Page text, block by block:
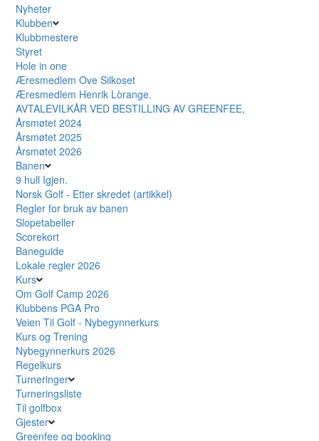
Nyheter
Klubben
Klubbmestere
Styret
Hole in one
Æresmedlem Ove Silkoset
Æresmedlem Henrik Lòrange.
AVTALEVILKÅR VED BESTILLING AV GREENFEE,
Årsmøtet 2024
Årsmøtet 2025
Årsmøtet 2026
Banen
9 hull Igjen.
Norsk Golf - Etter skredet (artikkel)
Regler for bruk av banen
Slopetabeller
Scorekort
Baneguide
Lokale regler 2026
Kurs
Om Golf Camp 2026
Klubbens PGA Pro
Veien Til Golf - Nybegynnerkurs
Kurs og Trening
Nybegynnerkurs 2026
Regelkurs
Turneringer
Turneringsliste
Til golfbox
Gjester
Greenfee og booking